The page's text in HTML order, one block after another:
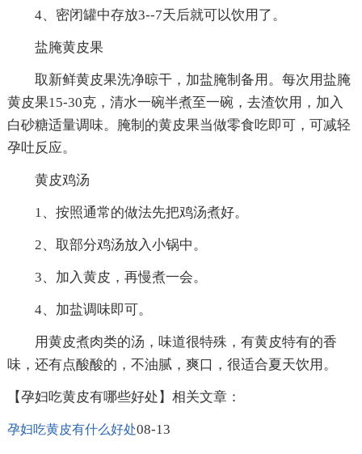
4、密闭罐中存放3--7天后就可以饮用了。
盐腌黄皮果
取新鲜黄皮果洗净晾干，加盐腌制备用。每次用盐腌
黄皮果15-30克，清水一碗半煮至一碗，去渣饮用，加入
白砂糖适量调味。腌制的黄皮果当做零食吃即可，可减轻
孕吐反应。
黄皮鸡汤
1、按照通常的做法先把鸡汤煮好。
2、取部分鸡汤放入小锅中。
3、加入黄皮，再慢煮一会。
4、加盐调味即可。
用黄皮煮肉类的汤，味道很特殊，有黄皮特有的香
味，还有点酸酸的，不油腻，爽口，很适合夏天饮用。
【孕妇吃黄皮有哪些好处】相关文章：
孕妇吃黄皮有什么好处08-13